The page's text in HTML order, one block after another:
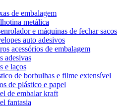
de embalagem
metálica
e máquinas de fechar sacos
auto adesivos
acessórios de embalagem
adesivas
e laços
de borbulhas e filme extensível
de plástico e papel
de embalar kraft
fantasia